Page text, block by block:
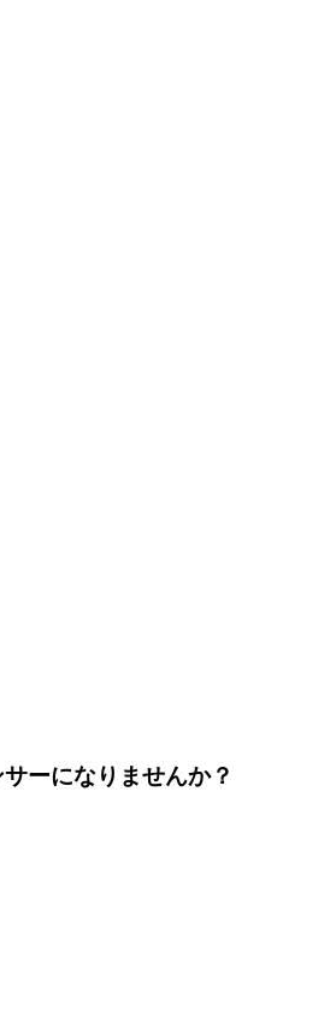
ーになりませんか？